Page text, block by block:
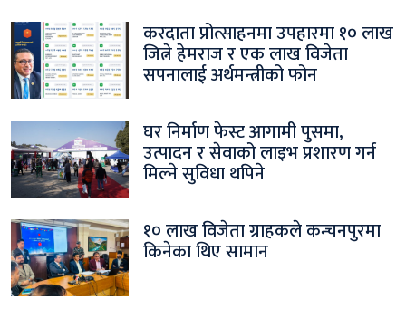
करदाता प्रोत्साहनमा उपहारमा १० लाख
जित्ने हेमराज र एक लाख विजेता
सपनालाई अर्थमन्त्रीको फोन
घर निर्माण फेस्ट आगामी पुसमा,
उत्पादन र सेवाको लाइभ प्रशारण गर्न
मिल्ने सुविधा थपिने
१० लाख विजेता ग्राहकले कन्चनपुरमा
किनेका थिए सामान